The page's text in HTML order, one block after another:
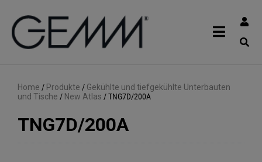
Home / Produkte / Gekühlte und tiefgekühlte Unterbauten
und Tische / New Atlas /TNG7D/200A
TNG7D/200A